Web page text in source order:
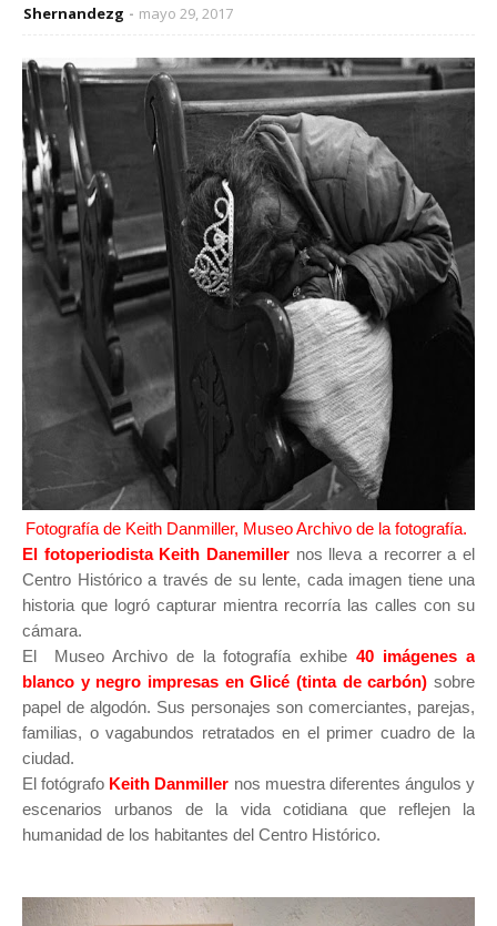
Shernandezg mayo 29, 2017
Fotografía de Keith Danmiller, Museo Archivo de la fotografía.
El fotoperiodista Keith Danemiller nos lleva a recorrer a el
Centro Histórico a través de su lente, cada imagen tiene una
historia que logró capturar mientra recorría las calles con su
cámara.
El Museo Archivo de la fotografía exhibe40 imágenes a
blanco y negro impresas en Glicé (tinta de carbón) sobre
papel de algodón. Sus personajes son comerciantes, parejas,
familias, o vagabundos retratados en el primer cuadro de la
ciudad.
Elfotógrafo Keith Danmiller nos muestra diferentes ángulos y
escenarios urbanos de la vida cotidiana que reflejen la
humanidad de los habitantes del Centro Histórico.